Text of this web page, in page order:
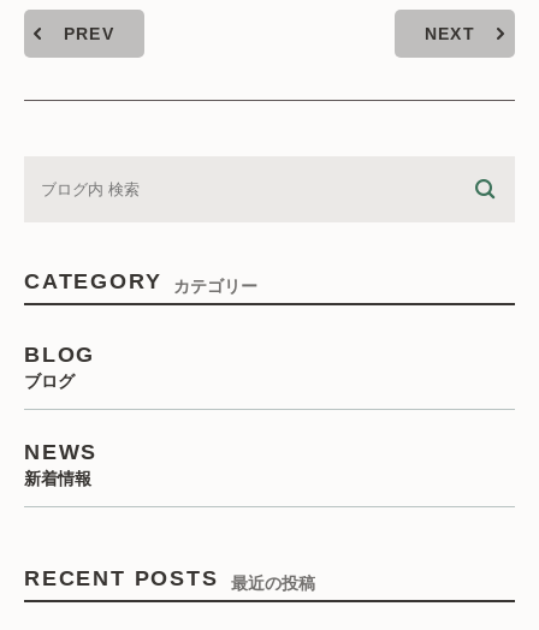
PREV NEXT
CATEGORY カテゴリー
BLOG
ブログ
NEWS
新着情報
RECENT POSTS 最近の投稿